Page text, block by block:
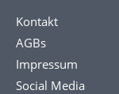
Kontakt
AGBs
Impressum
Social Media